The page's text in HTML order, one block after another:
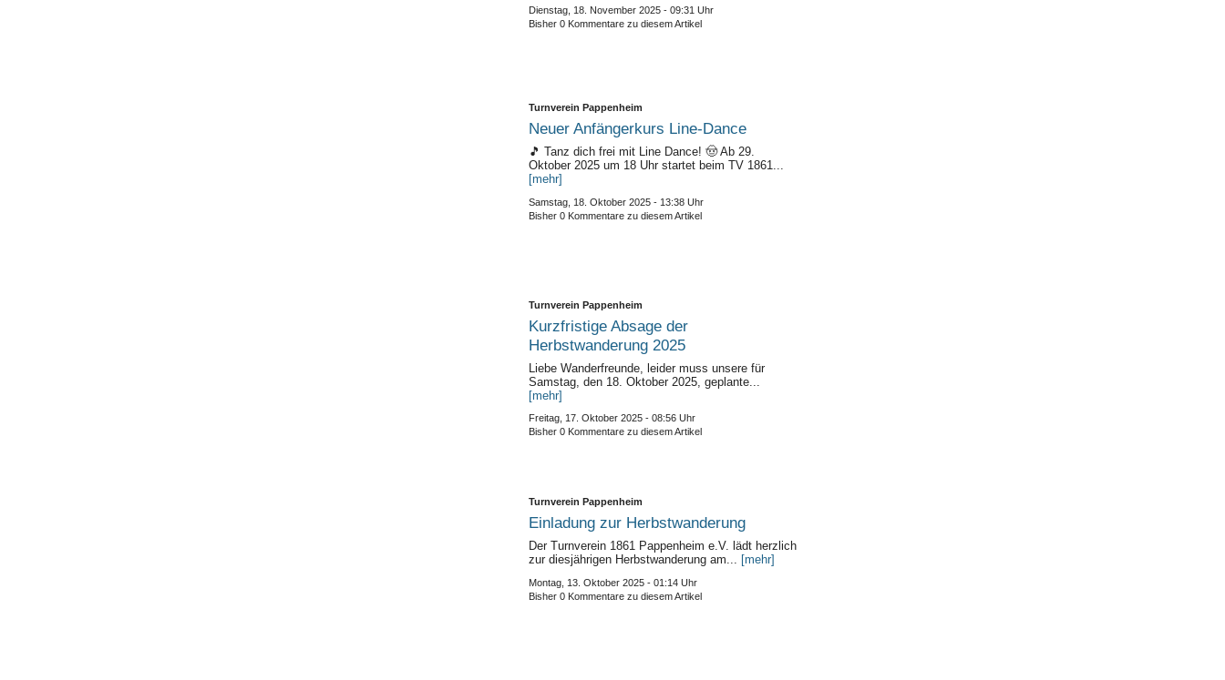
Dienstag, 18. November 2025 - 09:31 Uhr
Bisher 0 Kommentare zu diesem Artikel
Turnverein Pappenheim
Neuer Anfängerkurs Line-Dance
🎵 Tanz dich frei mit Line Dance! 🤠 Ab 29.
Oktober 2025 um 18 Uhr startet beim TV 1861...
[mehr]
Samstag, 18. Oktober 2025 - 13:38 Uhr
Bisher 0 Kommentare zu diesem Artikel
Turnverein Pappenheim
Kurzfristige Absage der
Herbstwanderung 2025
Liebe Wanderfreunde, leider muss unsere für
Samstag, den 18. Oktober 2025, geplante...
[mehr]
Freitag, 17. Oktober 2025 - 08:56 Uhr
Bisher 0 Kommentare zu diesem Artikel
Turnverein Pappenheim
Einladung zur Herbstwanderung
Der Turnverein 1861 Pappenheim e.V. lädt herzlich
zur diesjährigen Herbstwanderung am... [mehr]
Montag, 13. Oktober 2025 - 01:14 Uhr
Bisher 0 Kommentare zu diesem Artikel